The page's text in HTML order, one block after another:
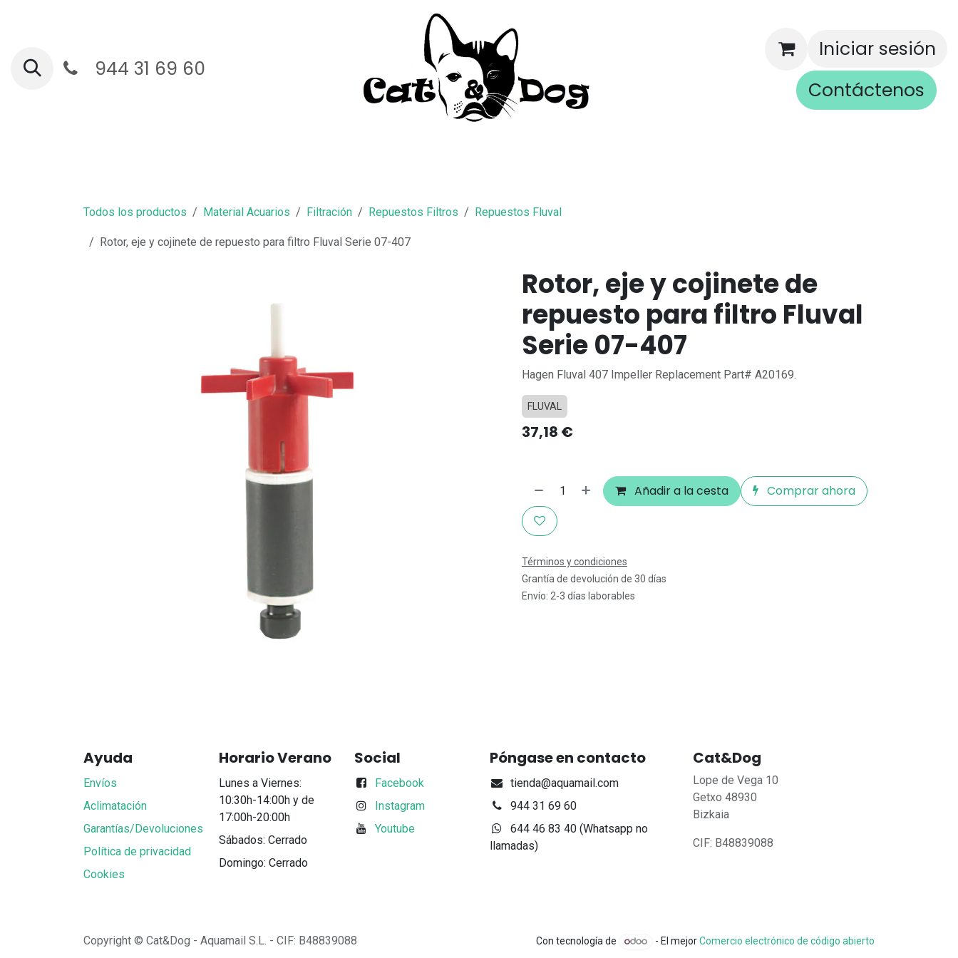
944 31 69 60
Iniciar sesión
Contáctenos
Todos los productos Material Acuarios Filtración Repuestos Filtros Repuestos Fluval
Rotor, eje y cojinete de repuesto para filtro Fluval Serie 07-407
Rotor, eje y cojinete de
repuesto para filtro Fluval
Serie 07-407
Hagen Fluval 407 Impeller Replacement Part# A20169.
FLUVAL
37,18 €
Añadir a la cesta Comprar ahora
Términos y condiciones
Grantía de devolución de 30 días
Envío: 2-3 días laborables
Ayuda
Envíos
Aclimatación
Garantías/Devoluciones
Política de privacidad
Cookies
Horario Verano
Lunes a Viernes:
10:30h-14:00h y de
17:00h-20:00h
Sábados: Cerrado
Domingo: Cerrado
Social
Facebook
Instagram
Youtube
Póngase en contacto
tienda@aquamail.com
944 31 69 60
644 46 83 40 (Whatsapp no
llamadas)
Cat&Dog
Lope de Vega 10
Getxo 48930
Bizkaia
CIF: B48839088
Copyright © Cat&Dog - Aquamail S.L. - CIF: B48839088 Con tecnología de - El mejorComercio electrónico de código abierto